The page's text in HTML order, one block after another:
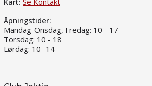
Kart: Se Kontakt
Åpningstider:
Mandag-Onsdag, Fredag: 10 - 17
Torsdag: 10 - 18
Lørdag: 10 -14